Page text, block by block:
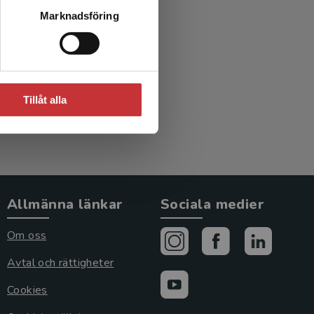
Marknadsföring
Tillåt alla
Allmänna länkar
Om oss
Avtal och rättigheter
Cookies
Sociala medier